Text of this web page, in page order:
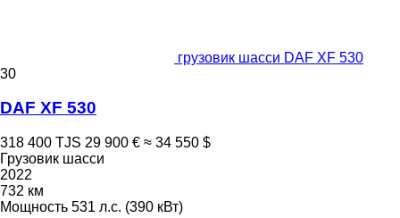
грузовик шасси DAF XF 530
30
DAF XF 530
318 400 TJS 29 900 € ≈ 34 550 $
Грузовик шасси
2022
732 км
Мощность 531 л.с. (390 кВт)